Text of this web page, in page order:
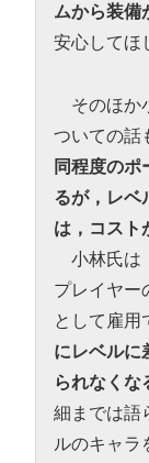
ムから装備
安心してほ
そのほか
ついての話
同程度のポ
るが，レベ
は，コスト
小林氏は
プレイヤー
として雇用
にレベルに
られなくな
細までは語
ルのキャラ